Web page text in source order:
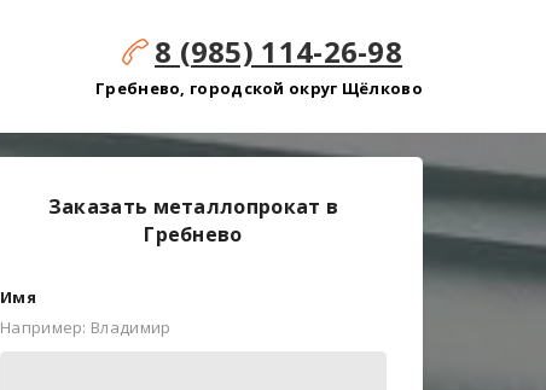
8 (985) 114-26-98
Гребнево, городской округ Щёлково
Заказать металлопрокат в
Гребнево
Имя
Например: Владимир